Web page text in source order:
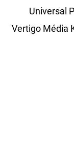
Universal
Vertigo Média